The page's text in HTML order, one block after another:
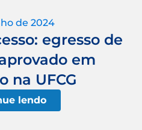
de 2024
egresso de
em
na UFCG
lendo